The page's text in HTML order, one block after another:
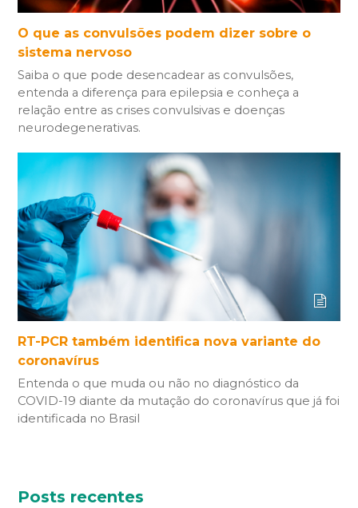
O que as convulsões podem dizer sobre o
sistema nervoso
Saiba o que pode desencadear as convulsões,
entenda a diferença para epilepsia e conheça a
relação entre as crises convulsivas e doenças
neurodegenerativas.
RT-PCR também identifica nova variante do
coronavírus
Entenda o que muda ou não no diagnóstico da
COVID-19 diante da mutação do coronavírus que já foi
identificada no Brasil
Posts recentes